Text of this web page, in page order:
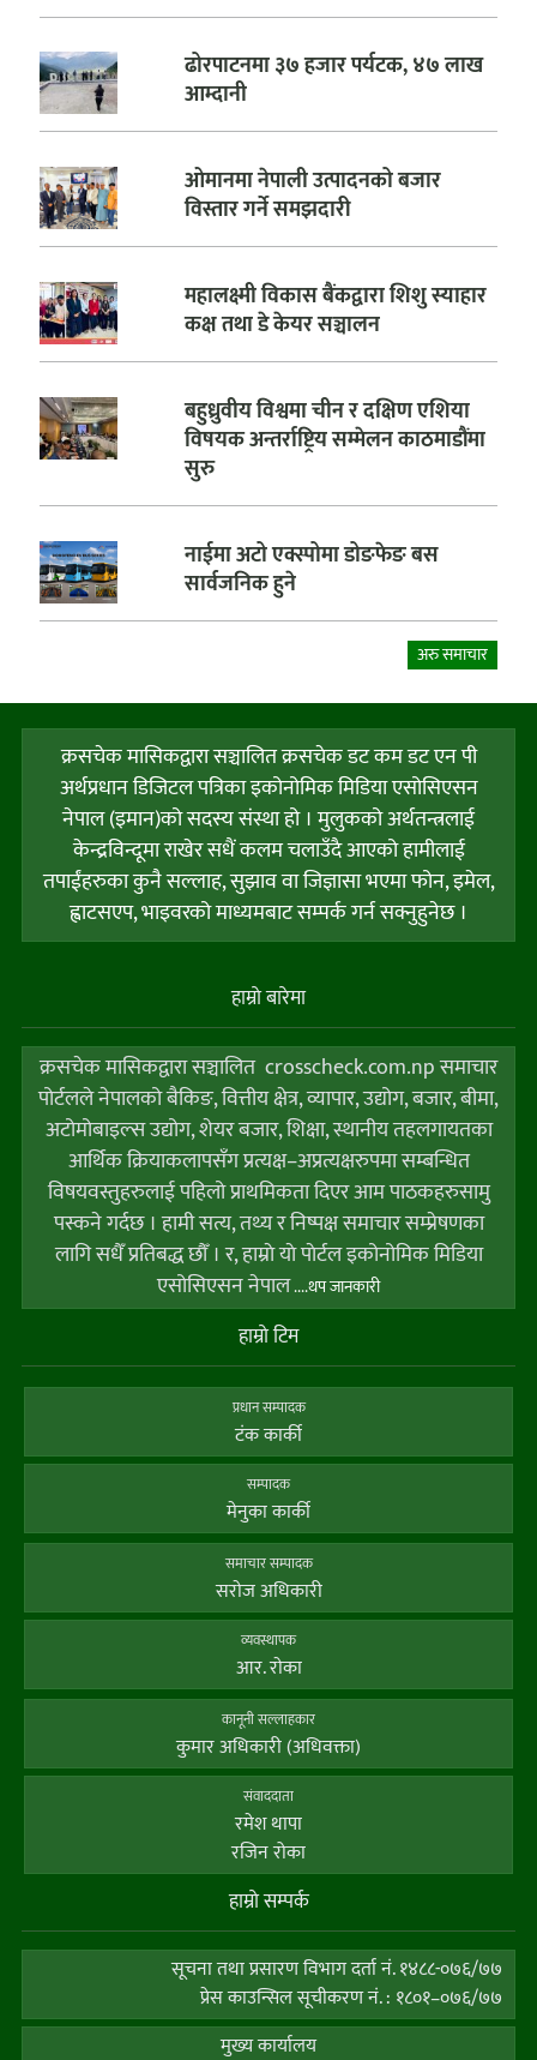
ढोरपाटनमा ३७ हजार पर्यटक, ४७ लाख
आम्दानी
ओमानमा नेपाली उत्पादनको बजार
विस्तार गर्ने समझदारी
महालक्ष्मी विकास बैंकद्वारा शिशु स्याहार
कक्ष तथा डे केयर सञ्चालन
बहुध्रुवीय विश्वमा चीन र दक्षिण एशिया
विषयक अन्तर्राष्ट्रिय सम्मेलन काठमाडौंमा
सुरु
नाईमा अटो एक्स्पोमा डोङफेङ बस
सार्वजनिक हुने
अरु समाचार
क्रसचेक मासिकद्वारा सञ्चालित क्रसचेक डट कम डट एन पी
अर्थप्रधान डिजिटल पत्रिका इकोनोमिक मिडिया एसोसिएसन
नेपाल (इमान)को सदस्य संस्था हो । मुलुकको अर्थतन्त्रलाई
केन्द्रविन्दूमा राखेर सधैं कलम चलाउँदै आएको हामीलाई
तपाईंहरुका कुनै सल्लाह, सुझाव वा जिज्ञासा भएमा फोन, इमेल,
ह्वाटसएप, भाइवरको माध्यमबाट सम्पर्क गर्न सक्नुहुनेछ ।
हाम्राे बारेमा
क्रसचेक मासिकद्वारा सञ्चालित crosscheck.com.np समाचार
पोर्टलले नेपालको बैकिङ, वित्तीय क्षेत्र, व्यापार, उद्योग, बजार, बीमा,
अटोमोबाइल्स उद्योग, शेयर बजार, शिक्षा, स्थानीय तहलगायतका
आर्थिक क्रियाकलापसँग प्रत्यक्ष–अप्रत्यक्षरुपमा सम्बन्धित
विषयवस्तुहरुलाई पहिलो प्राथमिकता दिएर आम पाठकहरुसामु
पस्कने गर्दछ । हामी सत्य, तथ्य र निष्पक्ष समाचार सम्प्रेषणका
लागि सधैँ प्रतिबद्ध छौँ । र, हाम्राे याे पाेर्टल इकोनोमिक मिडिया
एसोसिएसन नेपाल....थप जानकारी
हाम्राे टिम
प्रधान सम्पादक
टंक कार्की
सम्पादक
मेनुका कार्की
समाचार सम्पादक
सराेज अधिकारी
व्यवस्थापक
आर. राेका
कानूनी सल्लाहकार
कुमार अधिकारी (अधिवक्ता)
संवाददाता
रमेश थापा
रजिन रोका
हाम्राे सम्पर्क
सूचना तथा प्रसारण विभाग दर्ता नं. १४८८-०७६/७७
प्रेस काउन्सिल सूचीकरण नं. : १८०१–०७६/७७
मुख्य कार्यालय